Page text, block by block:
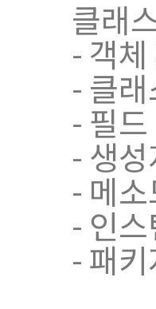
클래
- 객
- 클래
- 필드
- 생성
- 메소
- 인
- 패키